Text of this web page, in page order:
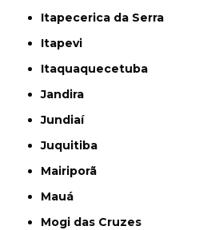
Itapecerica da Serra
Itapevi
Itaquaquecetuba
Jandira
Jundiaí
Juquitiba
Mairiporã
Mauá
Mogi das Cruzes